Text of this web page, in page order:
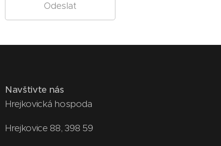
Odeslat
Navštivte nás
Hrejkovická hospoda
Hrejkovice 88, 398 59